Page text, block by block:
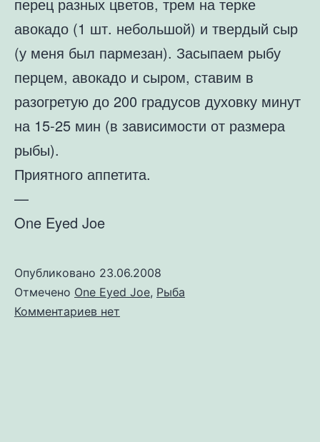
авокадо (1 шт. небольшой) и твердый сыр
(у меня был пармезан). Засыпаем рыбу
перцем, авокадо и сыром, ставим в
разогретую до 200 градусов духовку минут
на 15-25 мин (в зависимости от размера
рыбы).
Приятного аппетита.
—
One Eyed Joe
Опубликовано 23.06.2008
Отмечено One Eyed Joe, Рыба
Комментариев кнет